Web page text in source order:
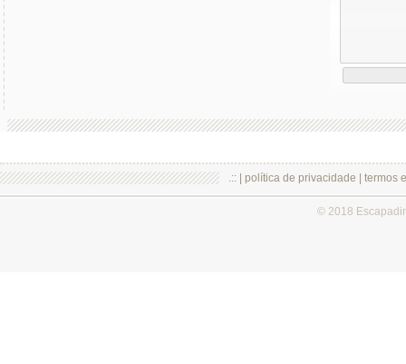
.:: | política de privacidade termos
© 2018